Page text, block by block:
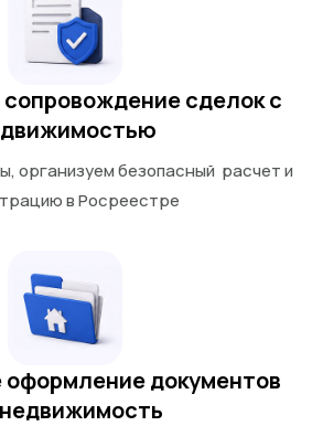
сделок с
организуем безопасный расчет и
в Росреестре
документов